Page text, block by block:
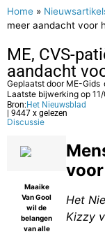
Home »
meer aandacht voor
ME, CVS-
aandacht
Geplaatst door ME-Gids
Laatste bijwerking op
Bron: Het Nieuwsblad
| 9447 x gelezen
Discussie
Maaike
Van Gool
wil de
belangen
van alle
voor
Het
Kizzy